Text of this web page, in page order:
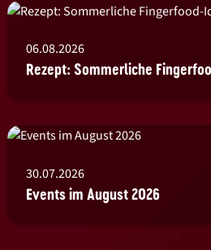
06.08.2026
Rezept: Sommerliche
30.07.2026
Events im August 2026